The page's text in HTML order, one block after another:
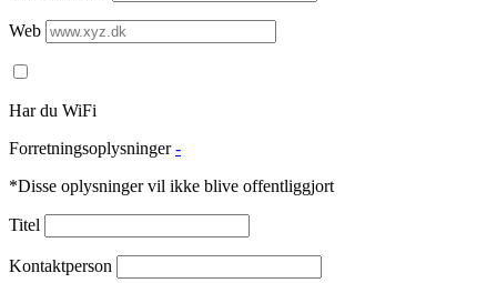
Web
Har du WiFi
Forretningsoplysninger -
*Disse oplysninger vil ikke blive offentliggjort
Titel
Kontaktperson